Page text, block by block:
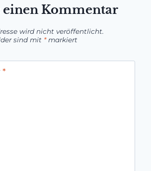
einen Kommentar
wird nicht veröffentlicht.
sind mit *markiert
*